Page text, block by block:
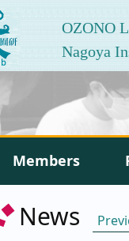
OZONO
Nagoya
Members
News 投